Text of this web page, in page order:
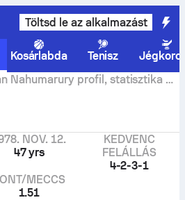
Töltsd le az alkalmazást
Kosárlabda Tenisz
Nahumarury profil, statisztika és
NOV. 12.
47 yrs
KEDVENC
FELÁLLÁS
4-2-3-1
MECCS
1.51